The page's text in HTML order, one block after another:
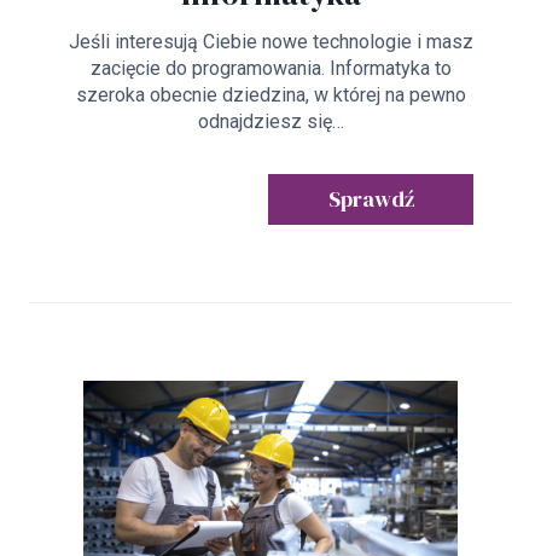
Jeśli interesują Ciebie nowe technologie i masz
zacięcie do programowania. Informatyka to
szeroka obecnie dziedzina, w której na pewno
odnajdziesz się…
Sprawdź